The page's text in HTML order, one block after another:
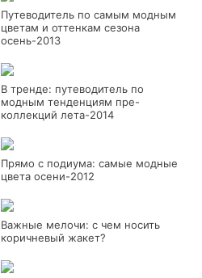
Путеводитель по самым модным
цветам и оттенкам сезона
осень-2013
В тренде: путеводитель по
модным тенденциям пре-
коллекций лета-2014
Прямо с подиума: самые модные
цвета осени-2012
Важные мелочи: с чем носить
коричневый жакет?